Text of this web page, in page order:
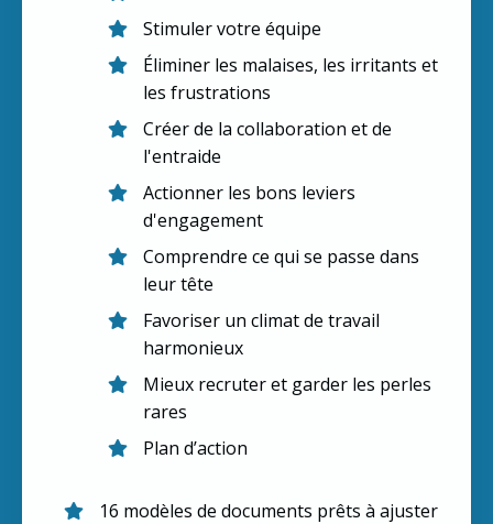
Stimuler votre équipe
Éliminer les malaises, les irritants et
les frustrations
Créer de la collaboration et de
l'entraide
Actionner les bons leviers
d'engagement
Comprendre ce qui se passe dans
leur tête
Favoriser un climat de travail
harmonieux
Mieux recruter et garder les perles
rares
Plan d’action
16 modèles de documents prêts à ajuster